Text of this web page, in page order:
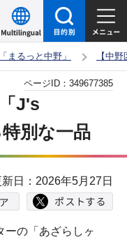
まるっと中野」 【中
J's
別な一品
ページID： 349677385
日：2026年5月27日
ーの「あざらしヶ